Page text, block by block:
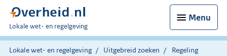
Menu
U
bent
hier:
Lokale wet- en regelgeving
Lokale wet- en regelgeving Uitgebreid zoeken Regeling